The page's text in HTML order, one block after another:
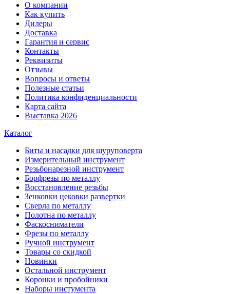
О компании
Как купить
Дилеры
Доставка
Гарантия и сервис
Контакты
Реквизиты
Отзывы
Вопросы и ответы
Полезные статьи
Политика конфиденциальности
Карта сайта
Выставка 2026
Каталог
Биты и насадки для шуруповерта
Измерительный инструмент
Резьбонарезной инструмент
Борфрезы по металлу
Восстановление резьбы
Зенковки цековки развертки
Сверла по металлу
Полотна по металлу
Фаскосниматели
Фрезы по металлу
Ручной инструмент
Товары со скидкой
Новинки
Остальной инструмент
Коронки и пробойники
Наборы инстумента